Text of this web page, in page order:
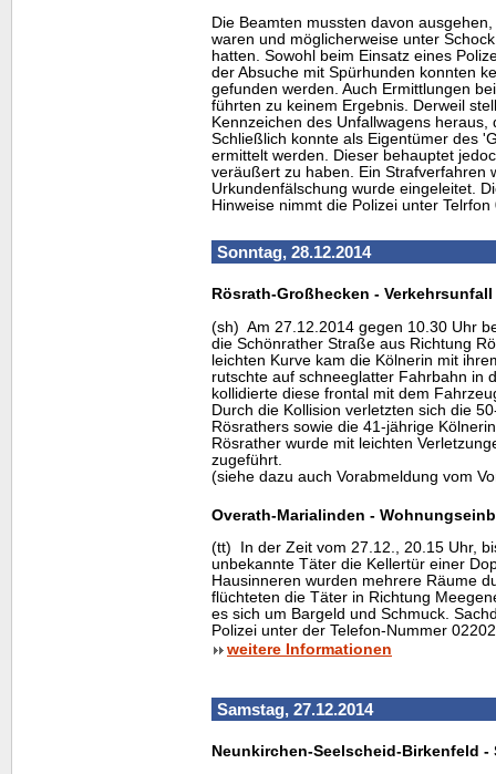
Die Beamten mussten davon
waren und möglicherweise unter
hatten. Sowohl beim Einsatz eines
der Absuche mit Spürhunden konnten
gefunden werden. Auch Ermittlungen
führten zu keinem Ergebnis. Derweil
Kennzeichen des Unfallwagens
Schließlich konnte als Eigentümer des
ermittelt werden. Dieser behauptet
veräußert zu haben. Ein Strafverfahren
Urkundenfälschung wurde eingeleitet.
Hinweise nimmt die Polizei unter
Sonntag, 28.12.2014
Rösrath-Großhecken -
(sh) Am 27.12.2014 gegen 10.30 Uhr
die Schönrather Straße aus Richtung
leichten Kurve kam die Kölnerin mit
rutschte auf schneeglatter Fahrbahn in
kollidierte diese frontal mit dem
Durch die Kollision verletzten sich die
Rösrathers sowie die 41-jährige
Rösrather wurde mit leichten
zugeführt.
(siehe dazu auch Vorabmeldung vom
Overath-Marialinden -
(tt) In der Zeit vom 27.12., 20.15 Uhr,
unbekannte Täter die Kellertür einer
Hausinneren wurden mehrere Räume
flüchteten die Täter in Richtung
es sich um Bargeld und Schmuck.
Polizei unter der Telefon-Nummer
weitere Informationen
Samstag, 27.12.2014
Neunkirchen-Seelscheid-Birkenfeld -